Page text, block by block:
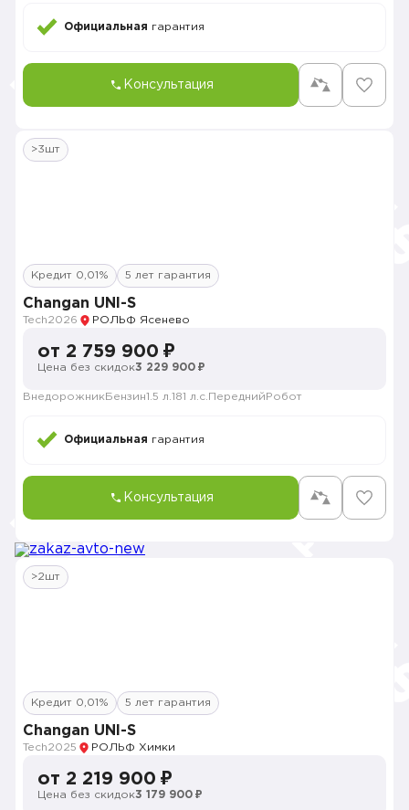
Официальная гарантия
Консультация
>3шт
Кредит 0,01% 5 лет гарантия
Changan UNI-S
Tech2026 РОЛЬФ Ясенево
от 2 759 900 ₽
Цена без скидок3 229 900 ₽
Внедорожник Бензин1.5 л. 181 л.с. Передний Робот
Официальная гарантия
Консультация
>2шт
Кредит 0,01% 5 лет гарантия
Changan UNI-S
Tech2025 РОЛЬФ Химки
от 2 219 900 ₽
Цена без скидок3 179 900 ₽